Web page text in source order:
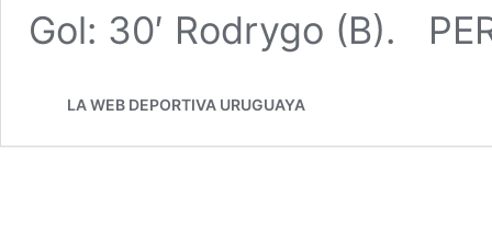
Gol: 30′ Rodrygo (B).
LA WEB DEPORTIVA URUGUAYA